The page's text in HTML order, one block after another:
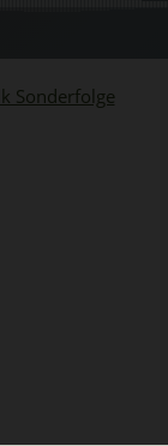
Sonderfolge